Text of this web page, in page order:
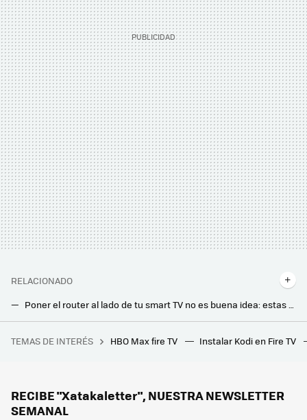
RELACIONADO
Poner el router al lado de tu smart TV no es buena idea: estas son las razones
Me he cruzado con el sueño húmedo de cualquier fan de los Soldados Clon de Star Wars
TEMAS DE INTERÉS HBO Max fire TV Instalar Kodi en Fire TV
RECIBE "Xatakaletter", NUESTRA NEWSLETTER
SEMANAL